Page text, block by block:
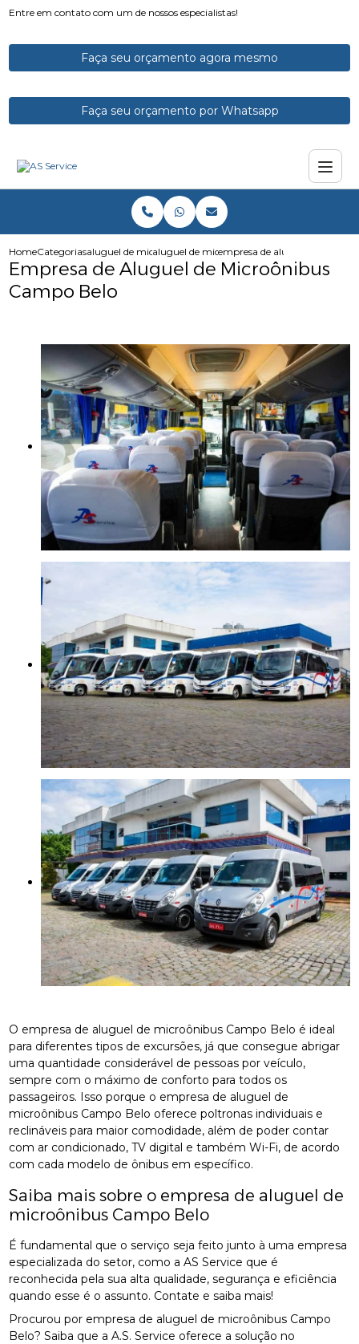
Entre em contato com um de nossos especialistas!
Faça seu orçamento agora mesmo
Faça seu orçamento por Whatsapp
HomeCategoriasaluguel de micro onibusaluguel de microonibusempresa de aluguel de
Empresa de Aluguel de Microônibus
Campo Belo
O empresa de aluguel de microônibus Campo Belo é ideal
para diferentes tipos de excursões, já que consegue abrigar
uma quantidade considerável de pessoas por veículo,
sempre com o máximo de conforto para todos os
passageiros. Isso porque o empresa de aluguel de
microônibus Campo Belo oferece poltronas individuais e
reclináveis para maior comodidade, além de poder contar
com ar condicionado, TV digital e também Wi-Fi, de acordo
com cada modelo de ônibus em específico.
Saiba mais sobre o empresa de aluguel de
microônibus Campo Belo
É fundamental que o serviço seja feito junto à uma empresa
especializada do setor, como a AS Service que é
reconhecida pela sua alta qualidade, segurança e eficiência
quando esse é o assunto. Contate e saiba mais!
Procurou por empresa de aluguel de microônibus Campo
Belo? Saiba que a A.S. Service oferece a solução no